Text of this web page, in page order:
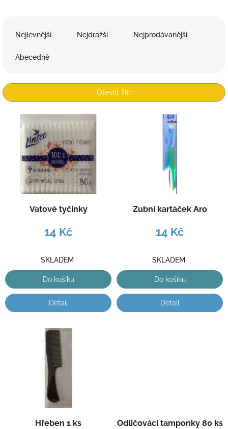
p
r
Nejlevnější Nejdražší Nejprodávanější
Abecedně
Otevřít filtr
Vatové tyčinky
14 Kč
SKLADEM
Do košíku
Detail
Zubní kartáček Aro
14 Kč
SKLADEM
Do košíku
Detail
Hřeben 1 ks Odličovácí tamponky 80 ks